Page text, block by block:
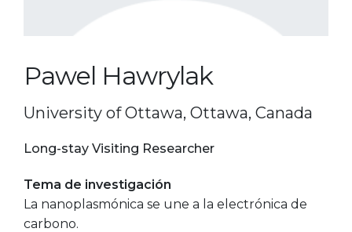
Pawel Hawrylak
University of Ottawa, Ottawa, Canada
Long-stay Visiting Researcher
Tema de investigación
La nanoplasmónica se une a la electrónica de
carbono.